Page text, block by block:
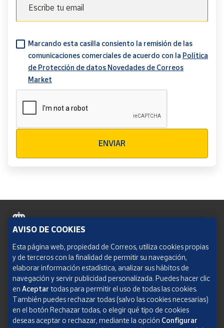
Escribe tu email
Marcando esta casilla consiento la remisión de las
comunicaciones comerciales de acuerdo con la Política
de Protección de datos Novedades de Correos
Market
ENVIAR
Política de cookies
Aviso legal
Condiciones del servicio
Política de Privacidad Web
Informe de transparencia
AVISO DE COOKIES
Esta página web, propiedad de Correos, utiliza cookies propias
y de terceros con la finalidad de permitir su navegación,
elaborar información estadística, analizar sus hábitos de
navegación y servir publicidad personalizada. Puedes hacer clic
en Aceptar todas para permitir el uso de todas las cookies.
También puedes rechazar todas (salvo las cookies necesarias)
en el botón Rechazar todas, o elegir qué tipo de cookies
deseas aceptar o rechazar, mediante la opción Configurar